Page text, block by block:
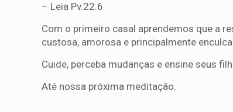
– Leia Pv.22:6
Com o primeiro casal aprendemos que a
custosa, amorosa e principalmente
Cuide, perceba mudanças e ensine seus
Até nossa próxima meditação.